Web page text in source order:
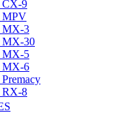
CX-9
MPV
MX-3
MX-30
MX-5
MX-6
RX-8